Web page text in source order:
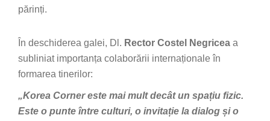
părinți.
În deschiderea galei, Dl. Rector Costel Negricea a
subliniat importanța colaborării internaționale în
formarea tinerilor:
„Korea Corner este mai mult decât un spațiu fizic.
Este o punte între culturi, o invitație la dialog și o